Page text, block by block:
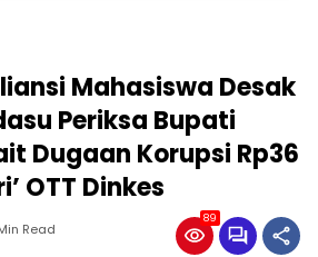
Mahasiswa Desak
Periksa Bupati
Dugaan Korupsi Rp36
OTT Dinkes
Read
89